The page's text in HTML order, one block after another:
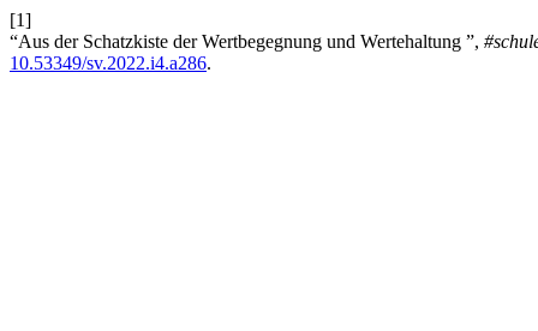
[1]
“Aus der Schatzkiste der Wertbegegnung und Wertehaltung ”,
10.53349/sv.2022.i4.a286.